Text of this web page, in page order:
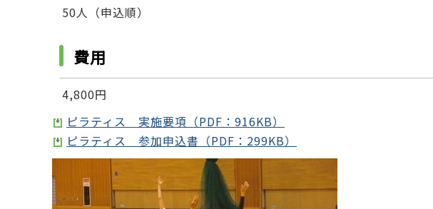
50人（申込順）
費用
4,800円
ピラティス 実施要項（PDF：916KB）
ピラティス 参加申込書（PDF：299KB）